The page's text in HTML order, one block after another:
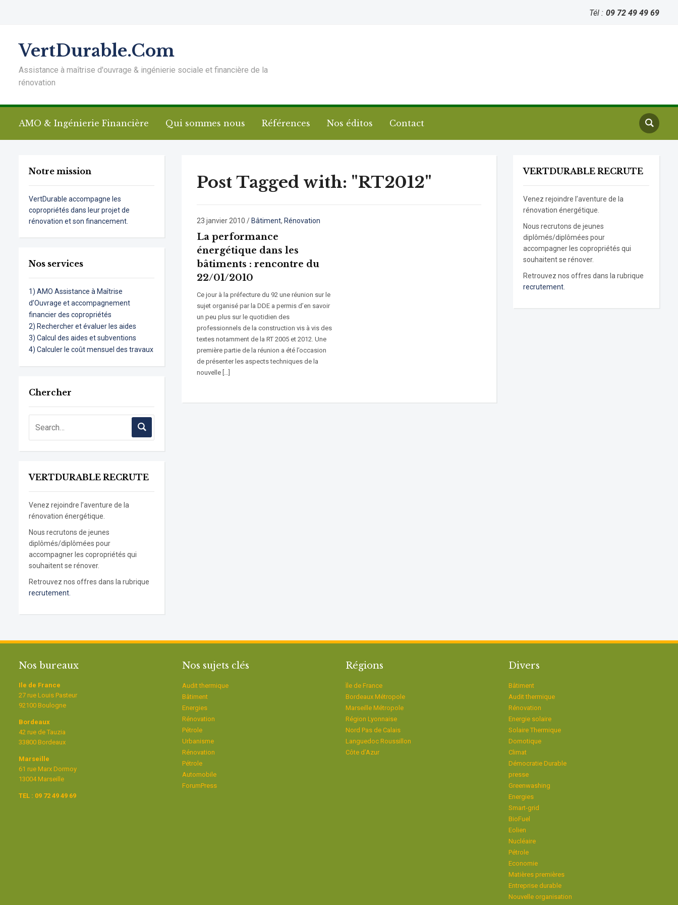
Tél : 09 72 49 49 69
VertDurable.Com
Assistance à maîtrise d'ouvrage & ingénierie sociale et financière de la
rénovation
AMO & Ingénierie Financière Qui sommes nous Références Nos éditos Contact
Notre mission
VertDurable accompagne les
copropriétés dans leur projet de
rénovation et son financement.
Nos services
1) AMO Assistance à Maîtrise
d’Ouvrage et accompagnement
financier des copropriétés
2) Rechercher et évaluer les aides
3) Calcul des aides et subventions
4) Calculer le coût mensuel des travaux
Chercher
VERTDURABLE RECRUTE
Venez rejoindre l’aventure de la
rénovation énergétique.
Nous recrutons de jeunes
diplômés/diplômées pour
accompagner les copropriétés qui
souhaitent se rénover.
Retrouvez nos offres dans la rubrique
recrutement.
Post Tagged with: "RT2012"
23 janvier 2010 / Bâtiment, Rénovation
La performance
énergétique dans les
bâtiments : rencontre du
22/01/2010
Ce jour à la préfecture du 92 une réunion sur le
sujet organisé par la DDE a permis d’en savoir
un peu plus sur le quotidien des
professionnels de la construction vis à vis des
textes notamment de la RT 2005 et 2012. Une
première partie de la réunion a été l’occasion
de présenter les aspects techniques de la
nouvelle […]
VERTDURABLE RECRUTE
Venez rejoindre l’aventure de la
rénovation énergétique.
Nous recrutons de jeunes
diplômés/diplômées pour
accompagner les copropriétés qui
souhaitent se rénover.
Retrouvez nos offres dans la rubrique
recrutement.
Nos bureaux
Ile de France
27 rue Louis Pasteur
92100 Boulogne
Bordeaux
42 rue de Tauzia
33800 Bordeaux
Marseille
61 rue Marx Dormoy
13004 Marseille
TEL : 09 72 49 49 69
Nos sujets clés
Audit thermique
Bâtiment
Energies
Rénovation
Pétrole
Urbanisme
Rénovation
Pétrole
Automobile
ForumPress
Régions
Ïle de France
Bordeaux Métropole
Marseille Métropole
Région Lyonnaise
Nord Pas de Calais
Languedoc Roussillon
Côte d’Azur
Divers
Bâtiment
Audit thermique
Rénovation
Energie solaire
Solaire Thermique
Domotique
Climat
Démocratie Durable
presse
Greenwashing
Energies
Smart-grid
BioFuel
Eolien
Nucléaire
Pétrole
Economie
Matières premières
Entreprise durable
Nouvelle organisation